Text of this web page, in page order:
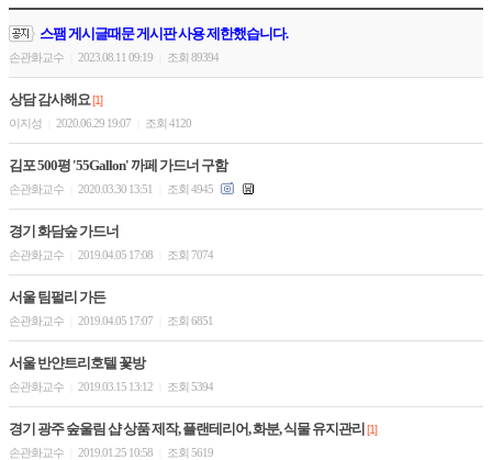
스팸 게시글때문 게시판 사용 제한했습니다.
손관화교수 2023.08.11 09:19 조회 89394
상담 감사해요[1]
이지성
2020.06.29 19:07 조회 4120
김포 500평 '55Gallon' 까페 가드너 구함
손관화교수 2020.03.30 13:51 조회 4945
경기 화담숲 가드너
손관화교수 2019.04.05 17:08 조회 7074
서울 팀펄리 가든
손관화교수 2019.04.05 17:07 조회 6851
서울 반얀트리호텔 꽃방
손관화교수 2019.03.15 13:12 조회 5394
경기 광주 숲울림 샵 상품 제작, 플랜테리어, 화분, 식물 유지관리 [1]
손관화교수
2019.01.25 10:58 조회 5619